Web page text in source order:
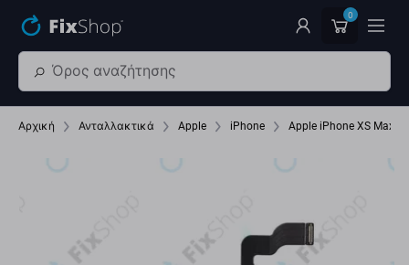
0
Αρχική Ανταλλακτικά Apple iPhone Apple iPhone XS Max